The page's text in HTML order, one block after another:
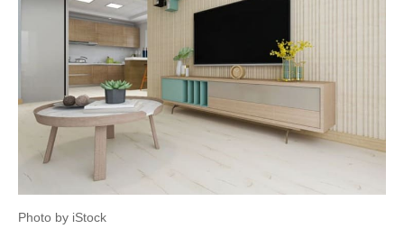
Photo by iStock